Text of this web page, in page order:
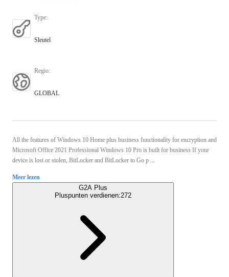
Type:
Sleutel
Regio:
GLOBAL
All the features of Windows 10 Home plus business functionality for encryption and
Microsoft Office 2021 Professional Windows 10 Pro is built for business If your
device is lost or stolen, BitLocker and BitLocker to Go p ...
Meer lezen
G2A Plus
Pluspunten verdienen:272